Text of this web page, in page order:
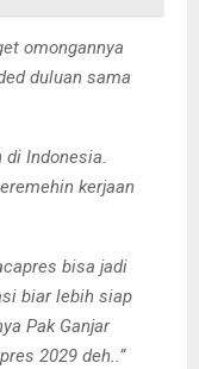
omongannya
duluan sama
di Indonesia.
kerjaan
bisa jadi
biar lebih siap
Pak Ganjar
2029 deh..”